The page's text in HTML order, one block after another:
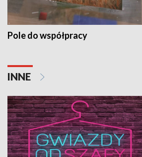
Pole do współpracy
INNE